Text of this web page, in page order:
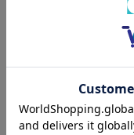
綿半ホームエイド